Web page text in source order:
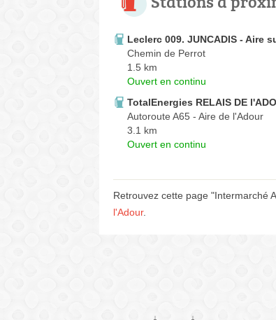
Leclerc 009. JUNCADIS - Aire
Chemin de Perrot
1.5 km
Ouvert en continu
TotalEnergies RELAIS DE
Autoroute A65 - Aire de l'Adour
3.1 km
Ouvert en continu
Retrouvez cette page "Intermarché
l'Adour.